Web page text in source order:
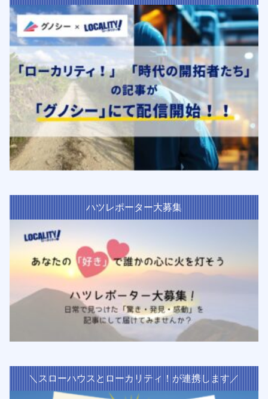
ハツレポーター大募集
＼スローハウスとローカリティ！が連携します／